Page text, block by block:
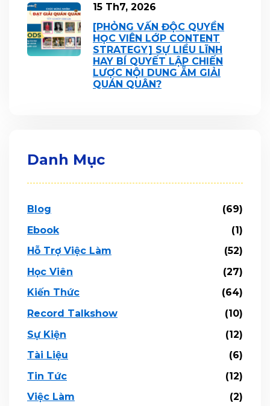
15 Th7, 2026
[PHỎNG VẤN ĐỘC QUYỀN
HỌC VIÊN LỚP CONTENT
STRATEGY] SỰ LIỀU LĨNH
HAY BÍ QUYẾT LẬP CHIẾN
LƯỢC NỘI DUNG ẴM GIẢI
QUÁN QUÂN?
Danh Mục
Blog
(69)
Ebook
(1)
Hỗ Trợ Việc Làm
(52)
Học Viên
(27)
Kiến Thức
(64)
Record Talkshow
(10)
Sự Kiện
(12)
Tài Liệu
(6)
Tin Tức
(12)
Việc Làm
(2)